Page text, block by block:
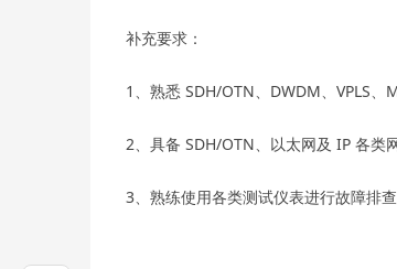
补充要求：
1、熟悉 SDH/OTN、DWDM、VPLS、
2、具备 SDH/OTN、以太网及 IP 各类
3、熟练使用各类测试仪表进行故障排查